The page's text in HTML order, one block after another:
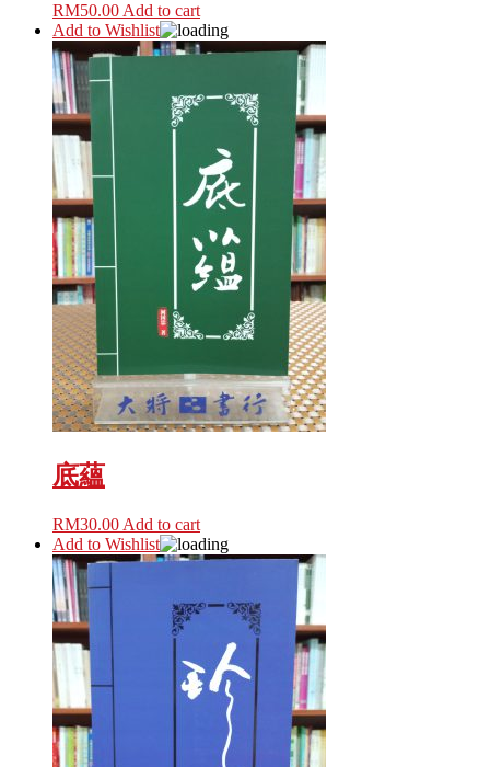
RM50.00Add to cart
Add to Wishlist
底蘊
RM30.00 Add to cart
Add to Wishlist